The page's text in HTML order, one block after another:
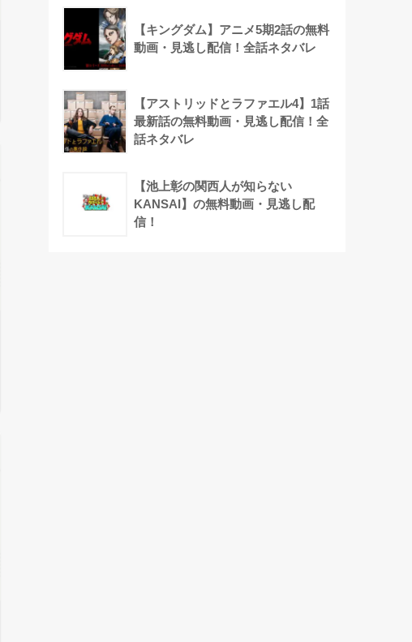
【キングダム】アニメ5期2話の無料
動画・見逃し配信！全話ネタバレ
【アストリッドとラファエル4】1話
最新話の無料動画・見逃し配信！全
話ネタバレ
【池上彰の関西人が知らない
KANSAI】の無料動画・見逃し配
信！